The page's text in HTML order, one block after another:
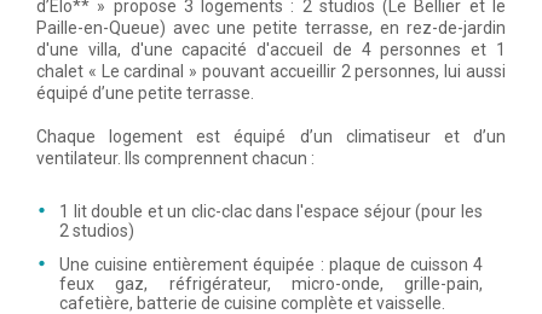
d’Elo** » propose 3 logements : 2 studios (Le Bellier et le
Paille-en-Queue) avec une petite terrasse, en rez-de-jardin
d'une villa, d'une capacité d'accueil de 4 personnes et 1
chalet « Le cardinal » pouvant accueillir 2 personnes, lui aussi
équipé d’une petite terrasse.
Chaque logement est équipé d’un climatiseur et d’un
ventilateur. Ils comprennent chacun :
1 lit double et un clic-clac dans l'espace séjour (pour les
2 studios)
Une cuisine entièrement équipée : plaque de cuisson 4
feux gaz, réfrigérateur, micro-onde, grille-pain,
cafetière, batterie de cuisine complète et vaisselle.